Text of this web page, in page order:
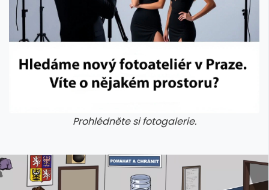
Prohlédněte si fotogalerie.